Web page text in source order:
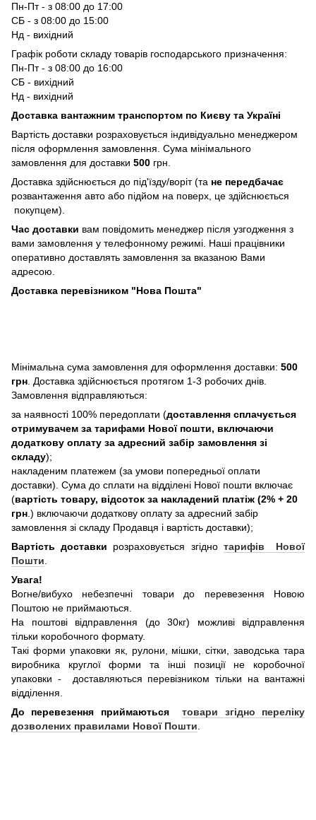
Пн-Пт - з 08:00 до 17:00
СБ - з 08:00 до 15:00
Нд - вихідний
Графік роботи складу товарів господарського призначення:
Пн-Пт - з 08:00 до 16:00
СБ - вихідний
Нд - вихідний
Доставка вантажним транспортом по Києву та Україні
Вартість доставки розраховується індивідуально менеджером
після оформлення замовлення. Сума мінімального
замовлення для доставки 500 грн.
Доставка здійснюється до під'їзду/воріт (та не передбачає
розвантаження авто або підйом на поверх, це здійснюється
покупцем).
Час доставки вам повідомить менеджер після узгодження з
вами замовлення у телефонному режимі. Наші працівники
оперативно доставлять замовлення за вказаною Вами
адресою.
Доставка перевізником "Нова Пошта"
Мінімальна сума замовлення для оформлення доставки: 500
грн . Доставка здійснюється протягом 1-3 робочих днів.
Замовлення відправляються:
за наявності 100% передоплати (доставлення сплачується
отримувачем за тарифами Нової пошти, включаючи
додаткову оплату за адресний забір замовлення зі
складу);
накладеним платежем (за умови попередньої оплати
доставки). Сума до сплати на відділені Нової пошти включає
(вартість товару, відсоток за накладений платіж (2% + 20
грн .) включаючи додаткову оплату за адресний забір
замовлення зі складу Продавця і вартість доставки);
Вартість доставки розраховується згідно тарифів Нової
Пошти
Увага!
Вогне/вибухо небезпечні товари до перевезення Новою
Поштою не приймаються.
На поштові відправлення (до 30кг) можливі відправлення
тільки коробочного формату.
Такі форми упаковки як, рулони, мішки, сітки, заводська тара
виробника круглої форми та інші позиції не коробочної
упаковки - доставляються перевізником тільки на вантажні
відділення.
До перевезення приймаютьсятовари згідно переліку
дозволених правилами Нової Пошти